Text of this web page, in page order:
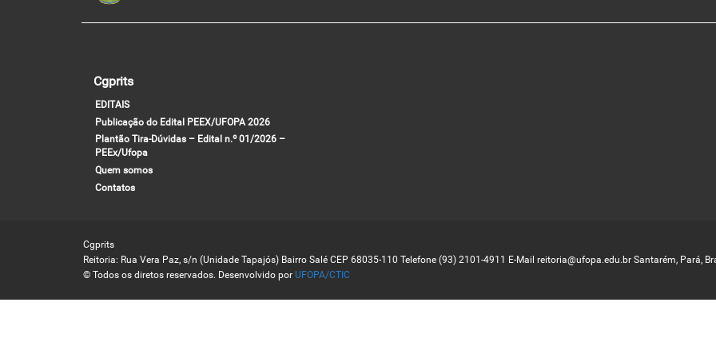
Cgprits
EDITAIS
Publicação do Edital PEEX/UFOPA 2026
Plantão Tira-Dúvidas – Edital n.º 01/2026 –
PEEx/Ufopa
Quem somos
Contatos
Cgprits
Reitoria: Rua Vera Paz, s/n (Unidade Tapajós) Bairro Salé CEP 68035-110 Telefone (93) 2101-4911 E-Mail reitoria@ufopa.edu.br Santarém, Pará,
© Todos os diretos reservados. Desenvolvido por UFOPA/CTIC